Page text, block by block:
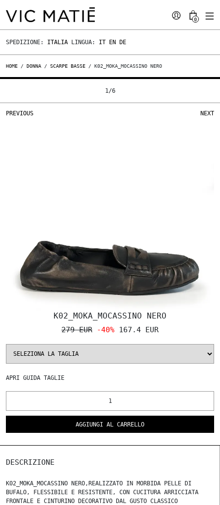
0
SPEDIZIONE: ITALIA LINGUA: IT EN DE
HOME / DONNA / SCARPE BASSE / K02_MOKA_MOCASSINO NERO
K02_MOKA_MOCASSINO NERO
279 EUR -40% 167.4 EUR
APRI GUIDA TAGLIE
AGGIUNGI AL CARRELLO
PREVIOUS NEXT
1/6
DESCRIZIONE
K02_MOKA_MOCASSINO NERO,REALIZZATO IN MORBIDA PELLE DI
BUFALO, FLESSIBILE E RESISTENTE, CON CUCITURA ARRICCIATA
FRONTALE E CINTURINO DECORATIVO DAL GUSTO CLASSICO